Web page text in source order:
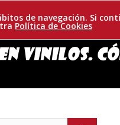
de navegación. Si
Política de Cookies